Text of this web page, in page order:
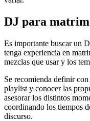
DJ para
Es importante buscar un
tenga experiencia en
mezclas que usar y los
Se recomienda definir
playlist y conocer las
asesorar los distintos
coordinando los tiempos
discurso.